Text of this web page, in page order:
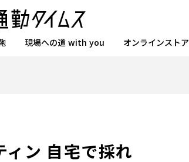
現場への道 with you オンラインストア
ン 自宅で採れ